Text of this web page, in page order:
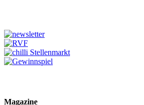
Magazine